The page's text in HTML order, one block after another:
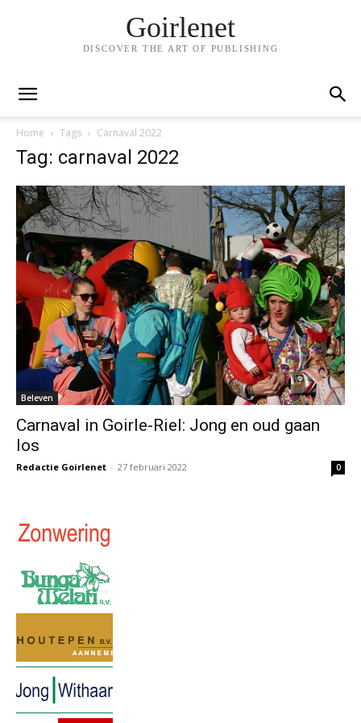
Goirlenet
DISCOVER THE ART OF PUBLISHING
Home Tags Carnaval 2022
Tag: carnaval 2022
Beleven
Carnaval in Goirle-Riel: Jong en oud gaan
los
Redactie Goirlenet - 27 februari 2022 0